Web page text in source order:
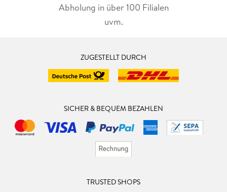
Abholung in über 100 Filialen
uvm.
ZUGESTELLT DURCH
SICHER & BEQUEM BEZAHLEN
TRUSTED SHOPS